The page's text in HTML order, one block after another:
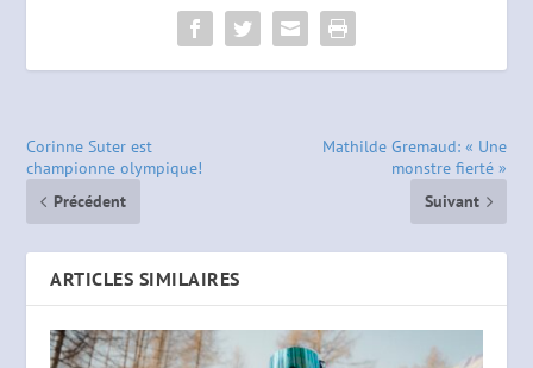
Corinne Suter est
championne olympique!
Précédent
Mathilde Gremaud: « Une
monstre fierté »
Suivant
ARTICLES SIMILAIRES